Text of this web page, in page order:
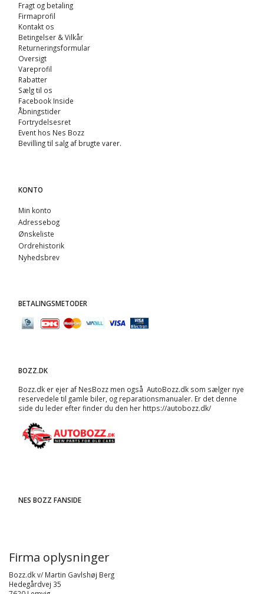
Fragt og betaling
Firmaprofil
Kontakt os
Betingelser & Vilkår
Returneringsformular
Oversigt
Vareprofil
Rabatter
Sælg til os
Facebook Inside
Åbningstider
Fortrydelsesret
Event hos Nes Bozz
Bevilling til salg af brugte varer.
KONTO
Min konto
Adressebog
Ønskeliste
Ordrehistorik
Nyhedsbrev
BETALINGSMETODER
BOZZ.DK
Bozz.dk er ejer af NesBozz men også AutoBozz.dk som sælger nye
reservedele til gamle biler, og reparationsmanualer. Er det denne
side du leder efter finder du den her https://autobozz.dk/
NES BOZZ FANSIDE
Firma oplysninger
Bozz.dk v/ Martin Gavlshøj Berg
Hedegårdvej 35